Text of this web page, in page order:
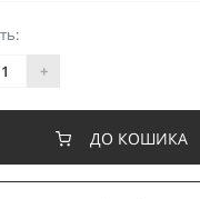
+
ДО КОШИКА